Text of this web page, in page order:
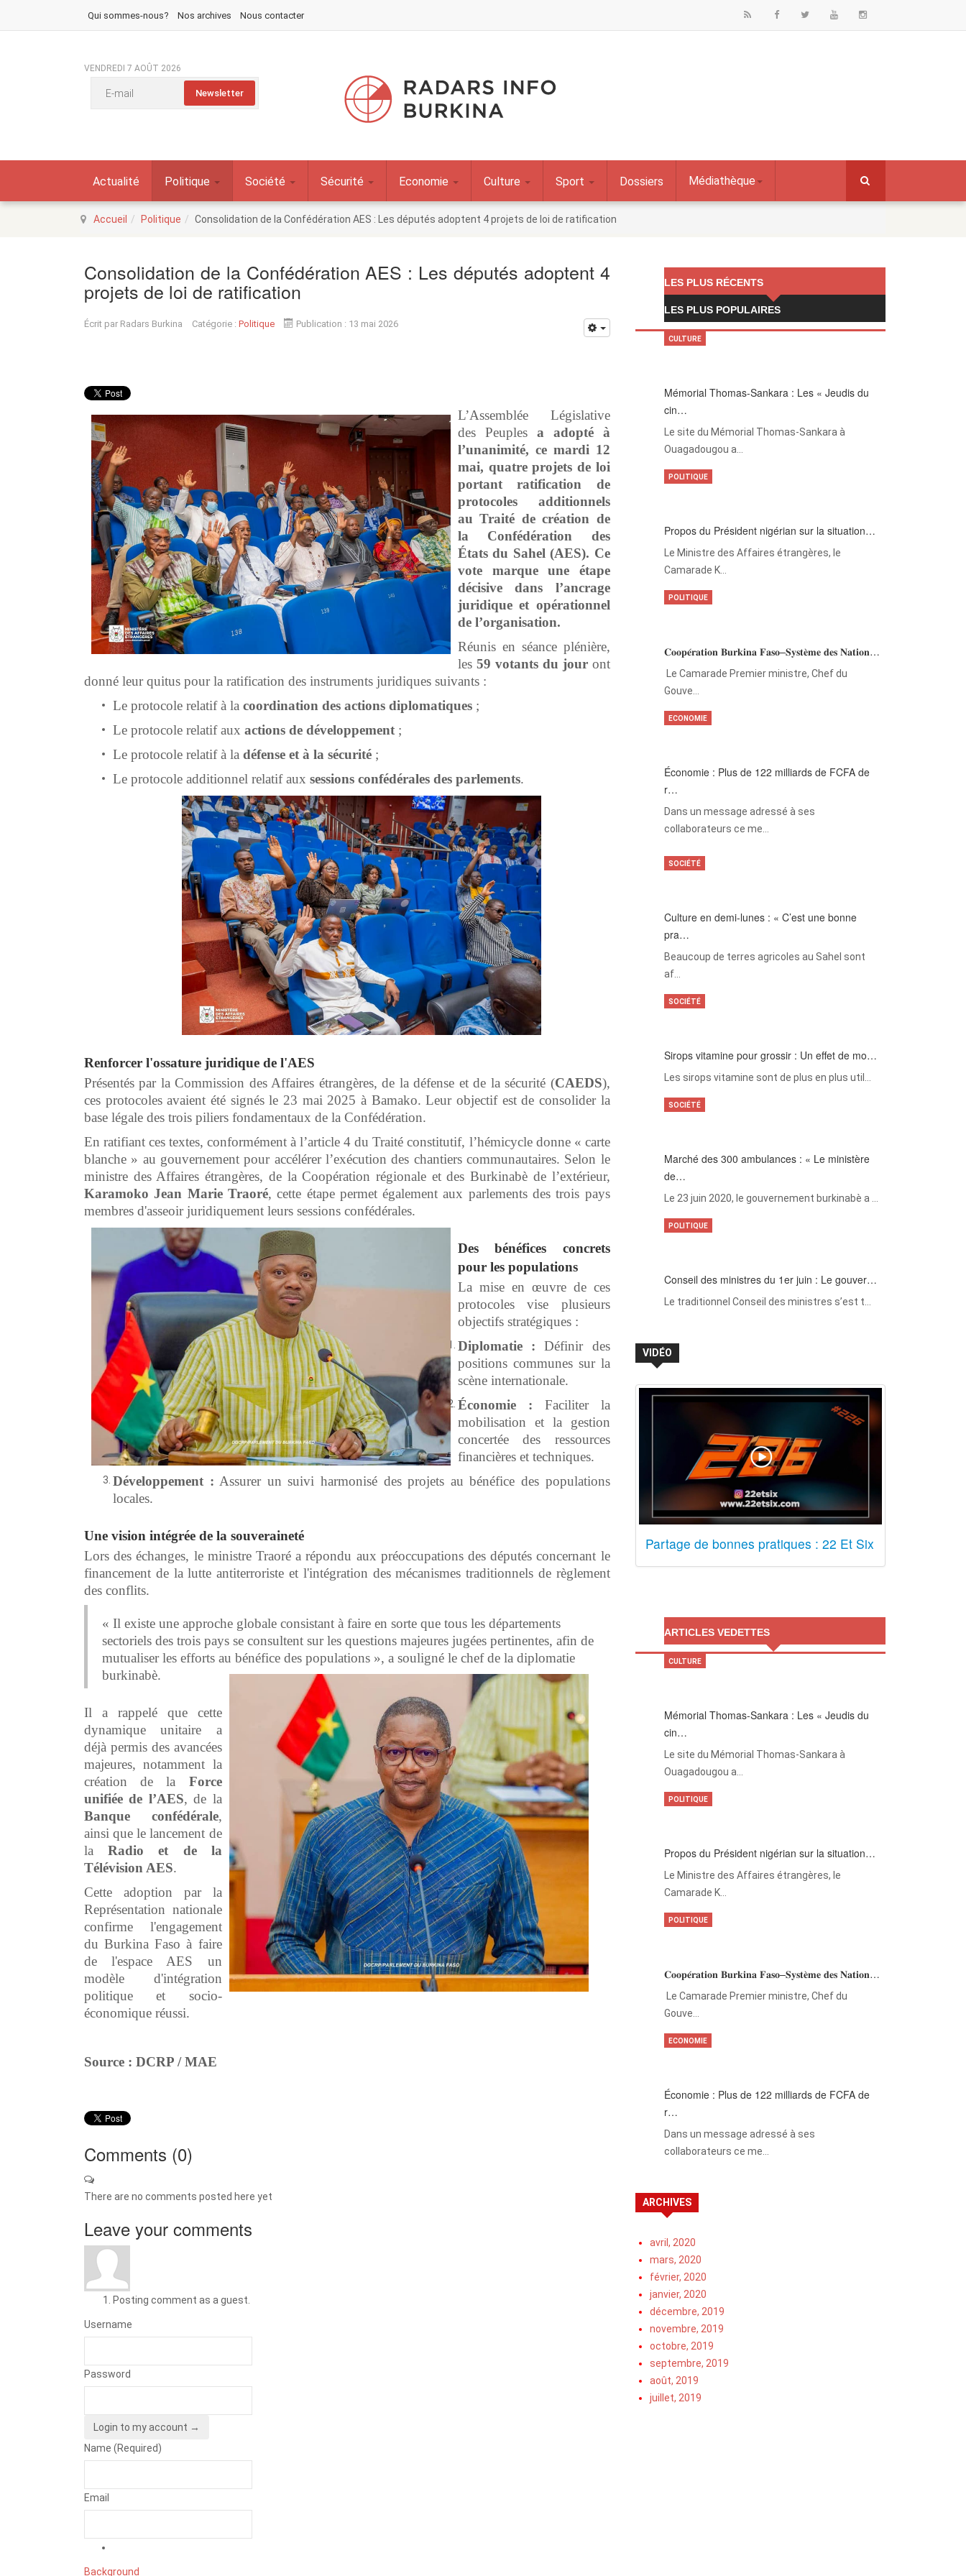
Qui sommes-nous? Nos archives Nous contacter
VENDREDI 7 AOÛT 2026
Actualité Politique Société Sécurité Economie Culture Sport Dossiers Médiathèque
Accueil Politique Consolidation de la Confédération AES : Les députés adoptent 4 projets de loi de ratification
Consolidation de la Confédération AES : Les députés adoptent 4
projets de loi de ratification
Écrit par Radars Burkina Catégorie : Politique Publication : 13 mai 2026
L’Assemblée Législative
des Peuples a adopté à
l’unanimité, ce mardi 12
mai, quatre projets de loi
portant ratification de
protocoles additionnels
au Traité de création de
la Confédération des
États du Sahel (AES). Ce
vote marque une étape
décisive dans l’ancrage
juridique et opérationnel
de l’organisation.
Réunis en séance plénière,
les 59 votants du jouront
donné leur quitus pour la ratification des instruments juridiques suivants :
Le protocole relatif à la coordination des actions diplomatiques ;
Le protocole relatif aux actions de développement ;
Le protocole relatif à la défense et à la sécurité ;
Le protocole additionnel relatif aux sessions confédérales des parlements.
Renforcer l'ossature juridique de l'AES
Présentés par la Commission des Affaires étrangères, de la défense et de la sécurité (CAEDS),
ces protocoles avaient été signés le 23 mai 2025 à Bamako. Leur objectif est de consolider la
base légale des trois piliers fondamentaux de la Confédération.
En ratifiant ces textes, conformément à l’article 4 du Traité constitutif, l’hémicycle donne « carte
blanche » au gouvernement pour accélérer l’exécution des chantiers communautaires. Selon le
ministre des Affaires étrangères, de la Coopération régionale et des Burkinabè de l’extérieur,
Karamoko Jean Marie Traoré, cette étape permet également aux parlements des trois pays
membres d'asseoir juridiquement leurs sessions confédérales.
Des bénéfices concrets
pour les populations
La mise en œuvre de ces
protocoles vise plusieurs
objectifs stratégiques :
Diplomatie : Définir des
positions communes sur la
scène internationale.
Économie : Faciliter la
mobilisation et la gestion
concertée des ressources
financières et techniques.
Développement : Assurer un suivi harmonisé des projets au bénéfice des populations
locales.
Une vision intégrée de la souveraineté
Lors des échanges, le ministre Traoré a répondu aux préoccupations des députés concernant le
financement de la lutte antiterroriste et l'intégration des mécanismes traditionnels de règlement
des conflits.
« Il existe une approche globale consistant à faire en sorte que tous les départements
sectoriels des trois pays se consultent sur les questions majeures jugées pertinentes, afin de
mutualiser les efforts au bénéfice des populations », a souligné le chef de la diplomatie
burkinabè.
Il a rappelé que cette
dynamique unitaire a
déjà permis des avancées
majeures, notamment la
création de la Force
unifiée de l’AES, de la
Banque confédérale,
ainsi que le lancement de
laRadio et de la
Télévision AES.
Cette adoption par la
Représentation nationale
confirme l'engagement
du Burkina Faso à faire
de l'espace AES un
modèle d'intégration
politique et socio-
économique réussi.
Source : DCRP / MAE
Comments (0)
There are no comments posted here yet
Leave your comments
Posting comment as a guest.
Username
Password
Login to my account →
Name (Required)
Email
Background
LES PLUS RÉCENTS
LES PLUS POPULAIRES
Mémorial Thomas-Sankara : Les « Jeudis du
cin…
Le site du Mémorial Thomas-Sankara à
Ouagadougou a…
CULTURE
Propos du Président nigérian sur la situation…
Le Ministre des Affaires étrangères, le
Camarade K…
POLITIQUE
𝐂𝐨𝐨𝐩𝐞́𝐫𝐚𝐭𝐢𝐨𝐧 𝐁𝐮𝐫𝐤𝐢𝐧𝐚 𝐅𝐚𝐬𝐨–𝐒𝐲𝐬𝐭𝐞̀𝐦𝐞 𝐝𝐞𝐬 𝐍𝐚𝐭𝐢𝐨𝐧…
‎Le Camarade Premier ministre, Chef du
Gouve…
POLITIQUE
Économie : Plus de 122 milliards de FCFA de
r…
Dans un message adressé à ses
collaborateurs ce me…
ECONOMIE
Culture en demi-lunes : « C’est une bonne
pra…
Beaucoup de terres agricoles au Sahel sont
af…
SOCIÉTÉ
Sirops vitamine pour grossir : Un effet de mo…
Les sirops vitamine sont de plus en plus util…
SOCIÉTÉ
Marché des 300 ambulances : « Le ministère
de…
Le 23 juin 2020, le gouvernement burkinabè a …
SOCIÉTÉ
Conseil des ministres du 1er juin : Le gouver…
Le traditionnel Conseil des ministres s’est t…
POLITIQUE
VIDÉO
Partage de bonnes pratiques : 22 Et Six
ARTICLES VEDETTES
Mémorial Thomas-Sankara : Les « Jeudis du
cin…
Le site du Mémorial Thomas-Sankara à
Ouagadougou a…
CULTURE
Propos du Président nigérian sur la situation…
Le Ministre des Affaires étrangères, le
Camarade K…
POLITIQUE
𝐂𝐨𝐨𝐩𝐞́𝐫𝐚𝐭𝐢𝐨𝐧 𝐁𝐮𝐫𝐤𝐢𝐧𝐚 𝐅𝐚𝐬𝐨–𝐒𝐲𝐬𝐭𝐞̀𝐦𝐞 𝐝𝐞𝐬 𝐍𝐚𝐭𝐢𝐨𝐧…
‎Le Camarade Premier ministre, Chef du
Gouve…
POLITIQUE
Économie : Plus de 122 milliards de FCFA de
r…
Dans un message adressé à ses
collaborateurs ce me…
ECONOMIE
ARCHIVES
avril, 2020
mars, 2020
février, 2020
janvier, 2020
décembre, 2019
novembre, 2019
octobre, 2019
septembre, 2019
août, 2019
juillet, 2019